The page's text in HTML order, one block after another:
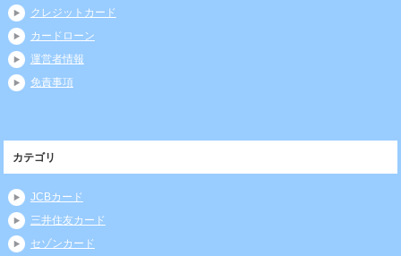
クレジットカード
カードローン
運営者情報
免責事項
カテゴリ
JCBカード
三井住友カード
セゾンカード